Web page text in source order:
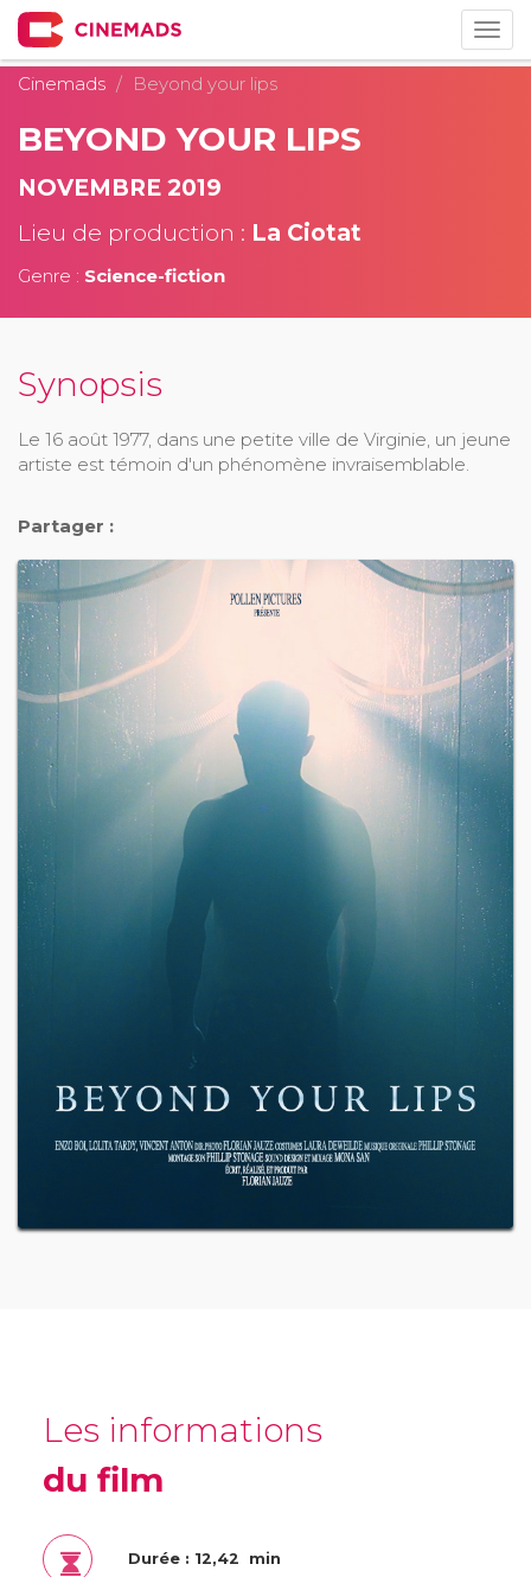
Cinemads
Beyond your lips
BEYOND YOUR LIPS
NOVEMBRE 2019
Lieu de production : La Ciotat
Genre : Science-fiction
Synopsis
Le 16 août 1977, dans une petite ville de Virginie, un jeune
artiste est témoin d'un phénomène invraisemblable.
Partager :
Les informations
du film
Durée : 12,42 min